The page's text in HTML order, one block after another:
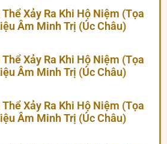
Xảy Ra Khi Hộ Niệm (Tọa
Âm Minh Trị (Úc Châu)
Xảy Ra Khi Hộ Niệm (Tọa
Âm Minh Trị (Úc Châu)
Xảy Ra Khi Hộ Niệm (Tọa
Âm Minh Trị (Úc Châu)